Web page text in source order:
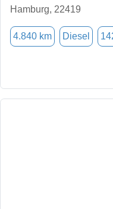
Hamburg, 22419
4.840 km Diesel